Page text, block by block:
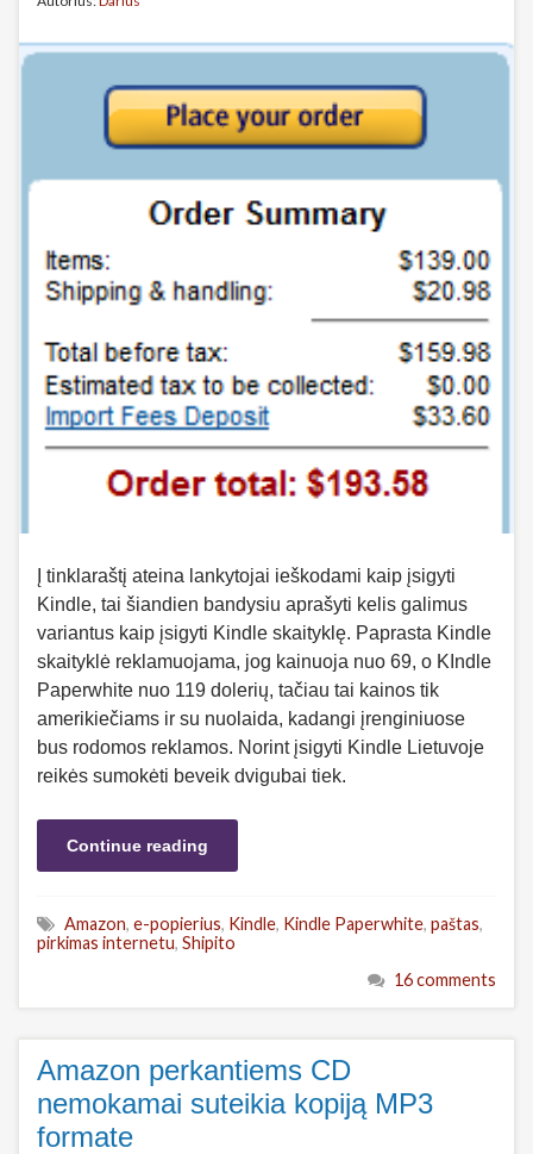
Į tinklaraštį ateina lankytojai ieškodami kaip įsigyti
Kindle, tai šiandien bandysiu aprašyti kelis galimus
variantus kaip įsigyti Kindle skaityklę. Paprasta Kindle
skaityklė reklamuojama, jog kainuoja nuo 69, o KIndle
Paperwhite nuo 119 dolerių, tačiau tai kainos tik
amerikiečiams ir su nuolaida, kadangi įrenginiuose
bus rodomos reklamos. Norint įsigyti Kindle Lietuvoje
reikės sumokėti beveik dvigubai tiek.
Continue reading
Amazon, e-popierius, Kindle, Kindle Paperwhite, paštas,
pirkimas internetu, Shipito
16 comments
Amazon perkantiems CD
nemokamai suteikia kopiją MP3
formate